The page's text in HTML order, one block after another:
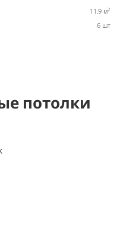
11,9 м2
6 шт
потолки